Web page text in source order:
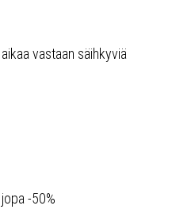
vastaan säihkyviä
-50%